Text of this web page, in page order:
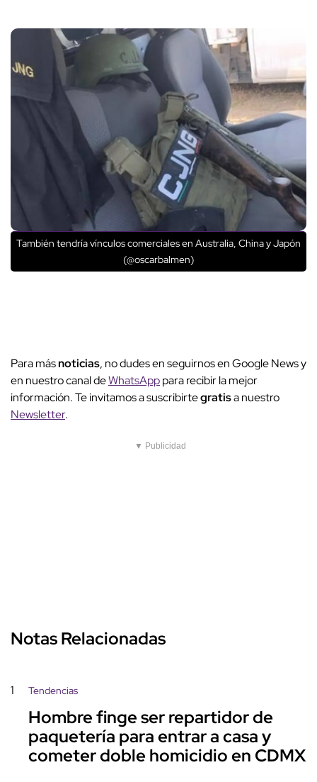
También tendría vínculos comerciales en Australia, China y Japón
(@oscarbalmen)
Para másnoticias, no dudes en seguirnos en Google News y
en nuestro canal deWhatsApppara recibir la mejor
información. Te invitamos a suscribirtegratisa nuestro
Newsletter.
▼ Publicidad
Notas Relacionadas
1 Tendencias
Hombre finge ser repartidor de
paquetería para entrar a casa y
cometer doble homicidio en CDMX